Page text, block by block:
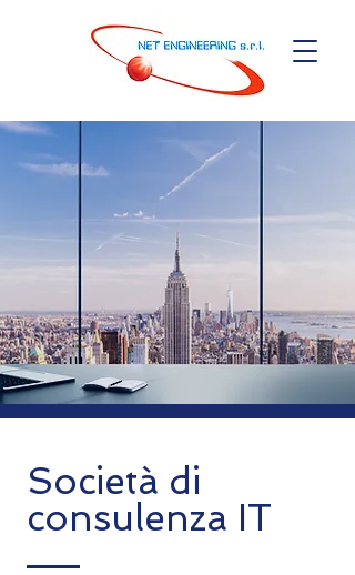
Società di
consulenza IT